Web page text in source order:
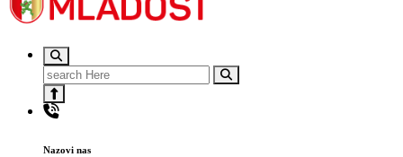
#teammladost
Search
for:
Nazovi nas